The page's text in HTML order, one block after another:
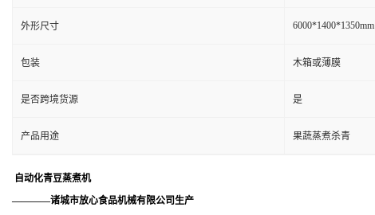
外形尺寸 6000*1400*1350mm
包装 木箱或薄膜
是否跨境货源 是
产品用途 果蔬蒸煮杀青
自动化青豆蒸煮机
————诸城市放心食品机械有限公司生产